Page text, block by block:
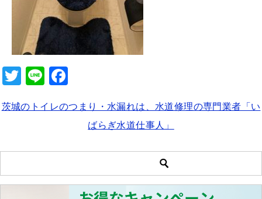
T
tt
Li
e c
b
o
茨城のトイレのつまり・水漏れは、水道修理の専門業者「い
ばらぎ水道仕事人」